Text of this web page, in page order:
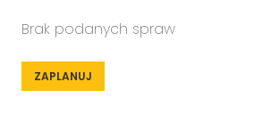
Brak podanych spraw
ZAPLANUJ